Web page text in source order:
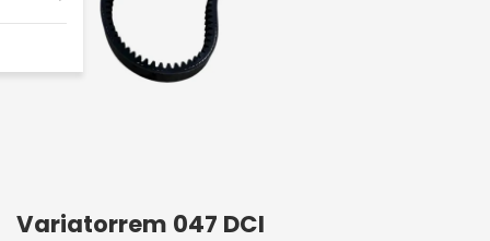
Variatorrem 047 DCI